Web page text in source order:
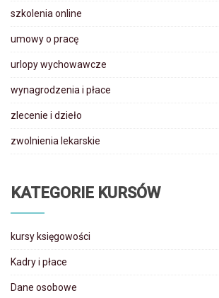
szkolenia online
umowy o pracę
urlopy wychowawcze
wynagrodzenia i płace
zlecenie i dzieło
zwolnienia lekarskie
KATEGORIE KURSÓW
kursy księgowości
Kadry i płace
Dane osobowe